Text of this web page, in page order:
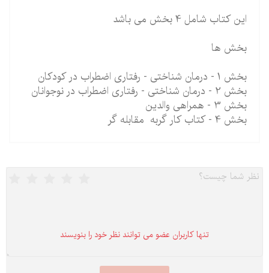
این کتاب شامل 4 بخش می باشد
بخش ها
بخش 1 - درمان شناختی - رفتاری اضطراب در کودکان
بخش 2 - درمان شناختی - رفتاری اضطراب در نوجوانان
بخش 3 - همراهی والدین
بخش 4 - کتاب کار گربه مقابله گر
تنها كاربران عضو می توانند نظر خود را بنویسند